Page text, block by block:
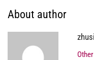
About author